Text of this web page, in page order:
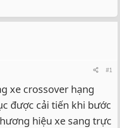
s
#1
xe crossover hạng
được cải tiến khi bước
hiệu xe sang trực